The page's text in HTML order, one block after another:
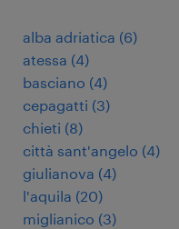
alba adriatica (6)
atessa (4)
basciano (4)
cepagatti (3)
chieti (8)
città sant'angelo (4)
giulianova (4)
l'aquila (20)
miglianico (3)